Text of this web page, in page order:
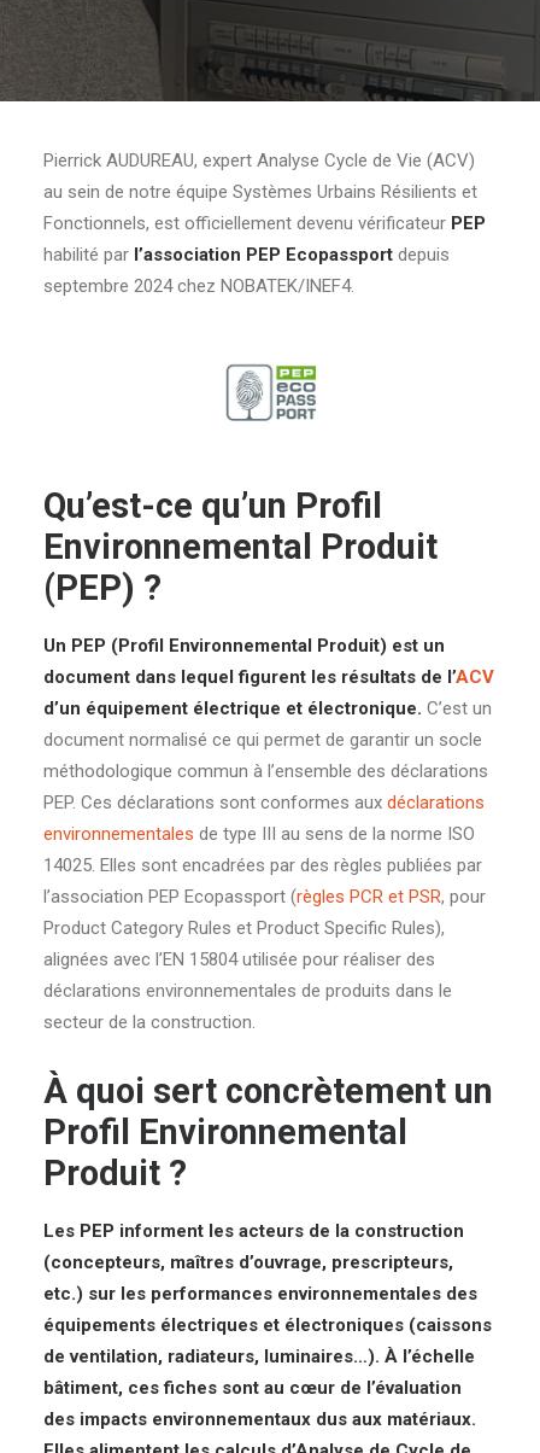
Pierrick AUDUREAU, expert Analyse Cycle de Vie (ACV)
au sein de notre équipe Systèmes Urbains Résilients et
Fonctionnels, est officiellement devenu vérificateur PEP
habilité par l’association PEP Ecopassport depuis
septembre 2024 chez NOBATEK/INEF4.
Qu’est-ce qu’un Profil
Environnemental Produit
(PEP) ?
Un PEP (Profil Environnemental Produit) est un
document dans lequel figurent les résultats de l’ACV
d’un équipement électrique et électronique. C’est un
document normalisé ce qui permet de garantir un socle
méthodologique commun à l’ensemble des déclarations
PEP. Ces déclarations sont conformes aux déclarations
environnementales de type III au sens de la norme ISO
14025. Elles sont encadrées par des règles publiées par
l’association PEP Ecopassport (règles PCR et PSR, pour
Product Category Rules et Product Specific Rules),
alignées avec l’EN 15804 utilisée pour réaliser des
déclarations environnementales de produits dans le
secteur de la construction.
À quoi sert concrètement un
Profil Environnemental
Produit ?
Les PEP informent les acteurs de la construction
(concepteurs, maîtres d’ouvrage, prescripteurs,
etc.) sur les performances environnementales des
équipements électriques et électroniques (caissons
de ventilation, radiateurs, luminaires…). À l’échelle
bâtiment, ces fiches sont au cœur de l’évaluation
des impacts environnementaux dus aux matériaux.